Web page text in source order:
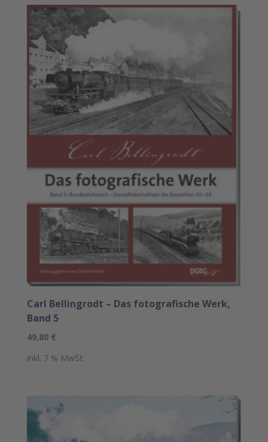
Carl Bellingrodt – Das fotografische Werk,
Band 5
49,80 €
inkl. 7 % MwSt.